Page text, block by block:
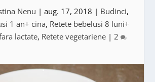
Nenu | aug. 17, 2018 | Budinci,
1 an+ cina, Retete bebelusi 8 luni+
lactate, Retete vegetariene| 2